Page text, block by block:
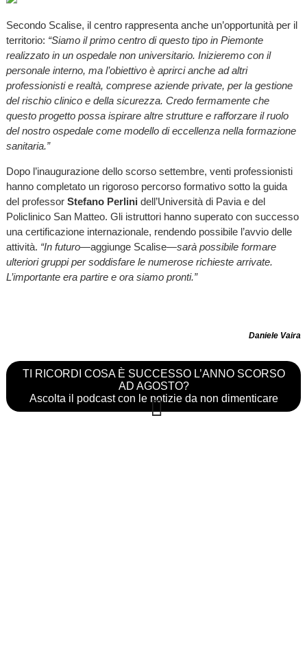
Secondo Scalise, il centro rappresenta anche un’opportunità per il
territorio: “Siamo il primo centro di questo tipo in Piemonte
realizzato in un ospedale non universitario. Inizieremo con il
personale interno, ma l’obiettivo è aprirci anche ad altri
professionisti e realtà, comprese aziende private, per la gestione
del rischio clinico e della sicurezza. Credo fermamente che
questo progetto possa ispirare altre strutture e rafforzare il ruolo
del nostro ospedale come modello di eccellenza nella formazione
sanitaria.”
Dopo l’inaugurazione dello scorso settembre, venti professionisti
hanno completato un rigoroso percorso formativo sotto la guida
del professor Stefano Perlini dell’Università di Pavia e del
Policlinico San Matteo. Gli istruttori hanno superato con successo
una certificazione internazionale, rendendo possibile l’avvio delle
attività. “In futuro—aggiunge Scalise—sarà possibile formare
ulteriori gruppi per soddisfare le numerose richieste arrivate.
L’importante era partire e ora siamo pronti.”
Daniele Vaira
TI RICORDI COSA È SUCCESSO L’ANNO SCORSO
AD AGOSTO?
Ascolta il podcast con le notizie da non dimenticare